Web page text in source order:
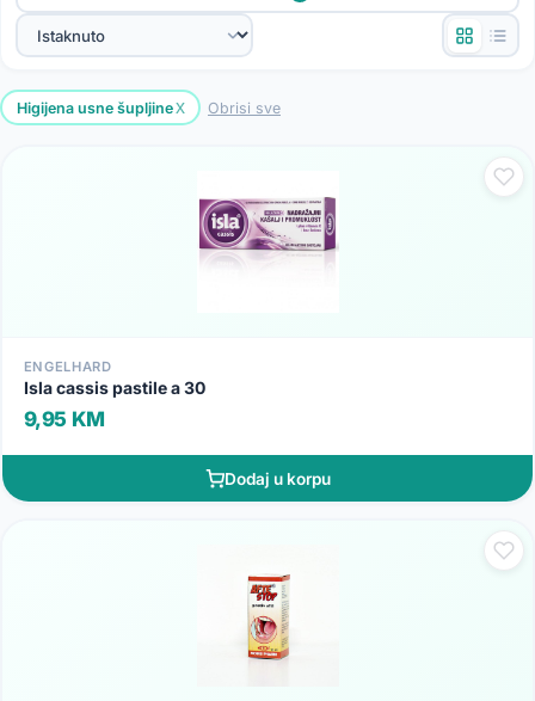
Higijena usne šupljinex Obrisi sve
ENGELHARD
Isla cassis pastile a 30
9,95 KM
Dodaj u korpu